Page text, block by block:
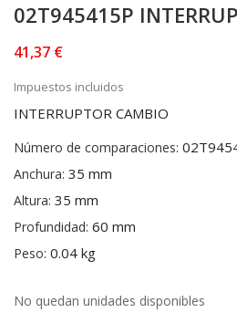
02T945415P
41,37 €
Impuestos incluidos
INTERRUPTOR CAMBIO
Número de comparaciones:
Anchura: 35 mm
Altura: 35 mm
Profundidad: 60 mm
Peso: 0.04 kg
No quedan unidades disponibles